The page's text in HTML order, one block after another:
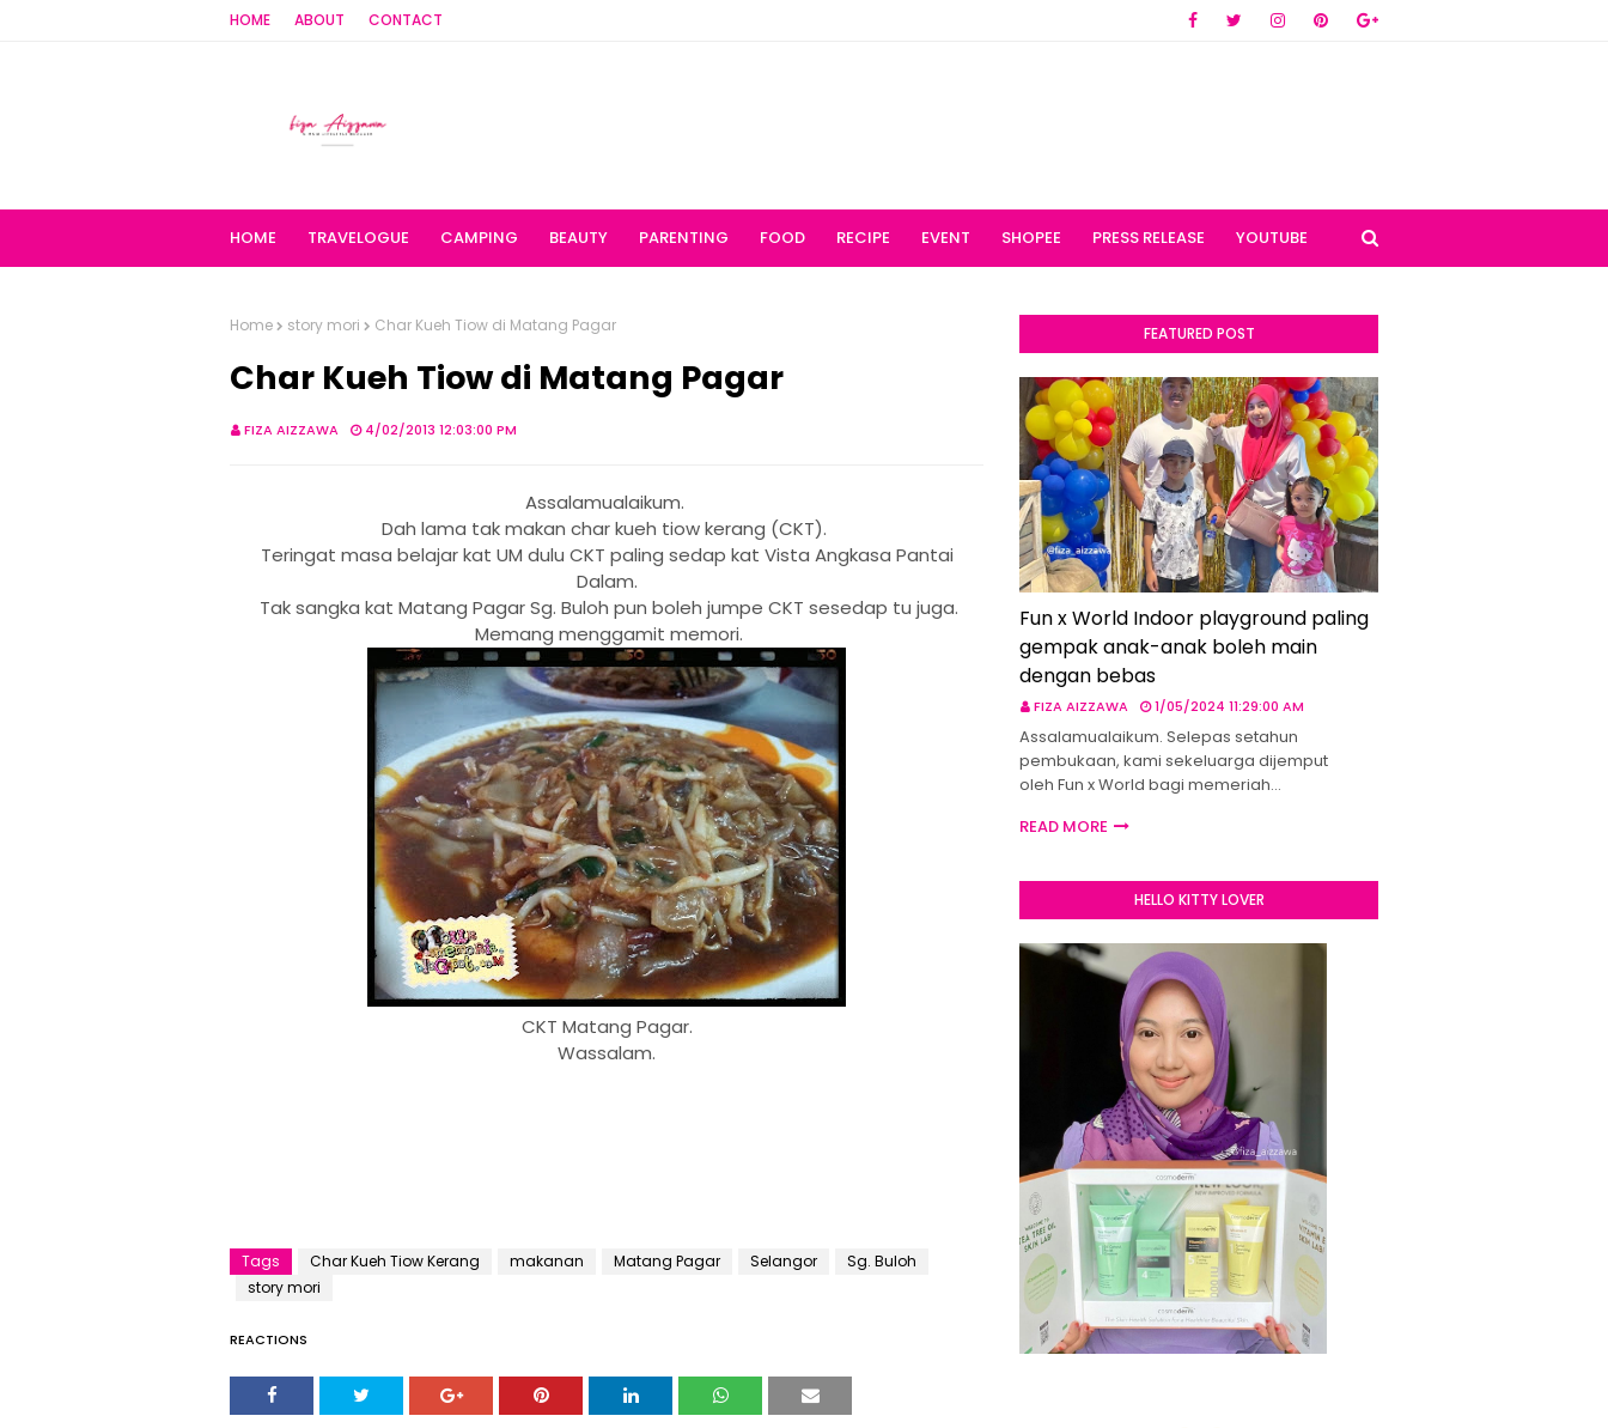
HOME ABOUT CONTACT
HOME TRAVELOGUE CAMPING BEAUTY PARENTING FOOD RECIPE EVENT SHOPEE PRESS RELEASE YOUTUBE
Home story mori Char Kueh Tiow di Matang Pagar
Char Kueh Tiow di Matang Pagar
FIZA AIZZAWA 4/02/2013 12:03:00 PM
Assalamualaikum.
Dah lama tak makan char kueh tiow kerang (CKT).
Teringat masa belajar kat UM dulu CKT paling sedap kat Vista Angkasa Pantai
Dalam.
Tak sangka kat Matang Pagar Sg. Buloh pun boleh jumpe CKT sesedap tu juga.
Memang menggamit memori.
CKT Matang Pagar.
Wassalam.
Tags Char Kueh Tiow Kerang makanan Matang Pagar Selangor
Sg. Buloh
story mori
REACTIONS
FEATURED POST
Fun x World Indoor playground paling
gempak anak-anak boleh main
dengan bebas
FIZA AIZZAWA 1/05/2024 11:29:00 AM
Assalamualaikum. Selepas setahun
pembukaan, kami sekeluarga dijemput
oleh Fun x World bagi memeriah…
READ MORE
HELLO KITTY LOVER